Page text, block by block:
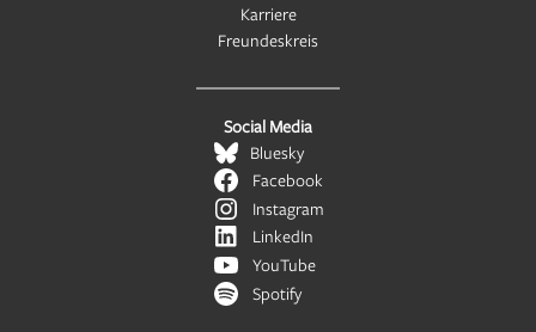
Karriere
Freundeskreis
Social Media
Bluesky
Facebook
Instagram
LinkedIn
YouTube
Spotify